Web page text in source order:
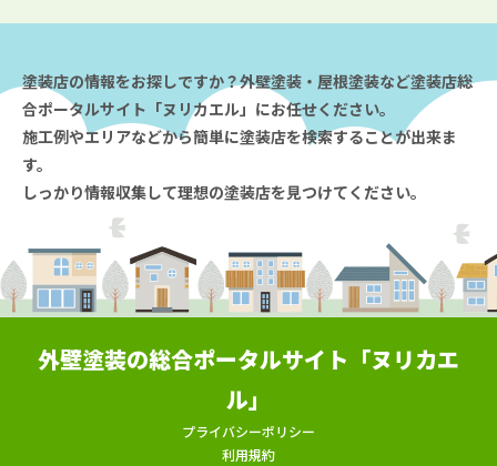
塗装店の情報をお探しですか？外壁塗装・屋根塗装など塗装店総
合ポータルサイト「ヌリカエル」にお任せください。
施工例やエリアなどから簡単に塗装店を検索することが出来ま
す。
しっかり情報収集して理想の塗装店を見つけてください。
外壁塗装の総合ポータルサイト「ヌリカエ
ル」
プライバシーポリシー
利用規約